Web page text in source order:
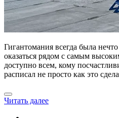
Гигантомания всегда была
оказаться рядом с самым
доступно всем, кому
расписал не просто как это
Читать далее